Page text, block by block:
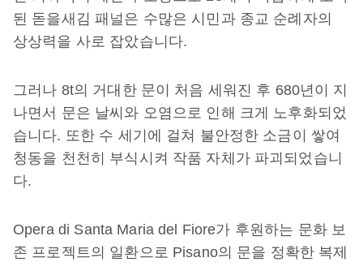
된 돋을새김 패널은 수많은 시민과 종교 순례자의
상상력을 사로 잡았습니다.
그러나 8t의 거대한 문이 처음 세워진 후 680년이 지
나면서 문은 날씨와 오염으로 인해 크게 노후화되었
습니다. 또한 수 세기에 걸쳐 불안정한 소금이 쌓여
청동을 천천히 부식시켜 작품 자체가 파괴되었습니
다.
Opera di Santa Maria del Fiore가 후원하는 문화 보
존 프로젝트의 일환으로 Pisano의 문을 정확한 복제